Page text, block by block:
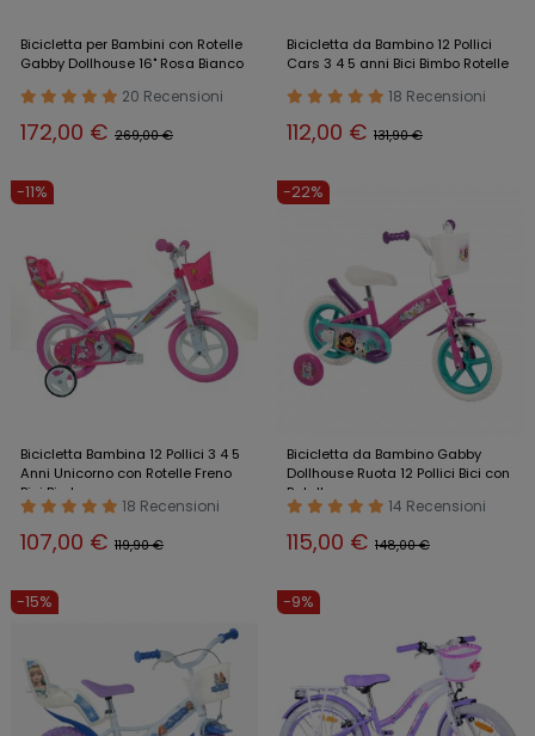
Bicicletta per Bambini con Rotelle
Gabby Dollhouse 16" Rosa Bianco
20 Recensioni
172,00 € 269,00 €
Bicicletta da Bambino 12 Pollici
Cars 3 4 5 anni Bici Bimbo Rotelle
18 Recensioni
112,00 € 131,90 €
-11%
Bicicletta Bambina 12 Pollici 3 4 5
Anni Unicorno con Rotelle Freno
Bici Bimba
18 Recensioni
107,00 € 119,90 €
-22%
Bicicletta da Bambino Gabby
Dollhouse Ruota 12 Pollici Bici con
Rotelle
14 Recensioni
115,00 € 148,00 €
-15% -9%